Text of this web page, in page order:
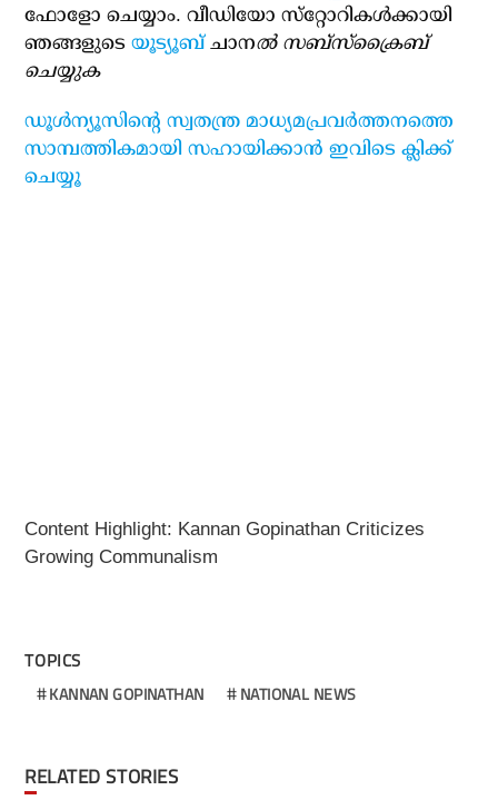
ഫോളോ ചെയ്യാം. വീഡിയോ സ്‌റ്റോറികള്‍ക്കായി
ഞങ്ങളുടെയൂട്യൂബ്ചാനല്‍ സബ്‌സ്‌ക്രൈബ്
ചെയ്യുക
ഡൂള്‍ന്യൂസിന്റെ സ്വതന്ത്ര മാധ്യമപ്രവര്‍ത്തനത്തെ
സാമ്പത്തികമായി സഹായിക്കാന്‍ ഇവിടെ ക്ലിക്ക്
ചെയ്യൂ
Content Highlight: Kannan Gopinathan Criticizes
Growing Communalism
TOPICS
KANNAN GOPINATHAN NATIONAL NEWS
RELATED STORIES